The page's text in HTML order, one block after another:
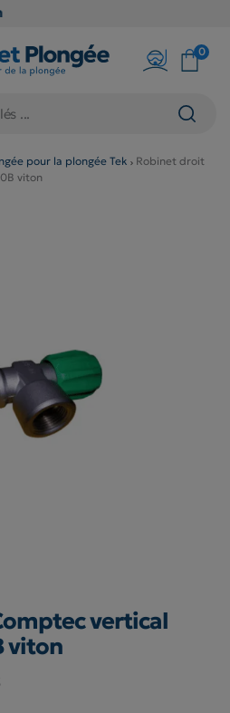
0
pour la plongée Tek
Robinet droit
viton
vertical
viton